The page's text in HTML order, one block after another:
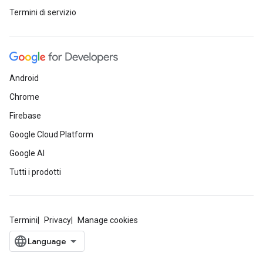
Termini di servizio
Android
Chrome
Firebase
Google Cloud Platform
Google AI
Tutti i prodotti
Termini Privacy Manage cookies